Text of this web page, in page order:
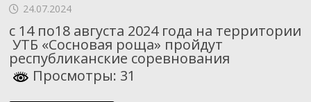
24.07.2024
с 14 по18 августа 2024 года на территории
УТБ «Сосновая роща» пройдут
республиканские соревнования
Просмотры: 31